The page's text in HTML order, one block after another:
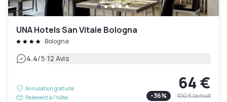
UNA Hotels San Vitale Bologna
Bologna
4.4/5|12 Avis
Annulation gratuite
Paiement à l'hôtel
64 €
-36% 100 €la nuit